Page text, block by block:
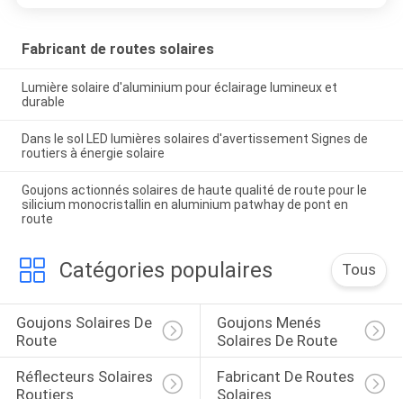
Fabricant de routes solaires
Lumière solaire d'aluminium pour éclairage lumineux et
durable
Dans le sol LED lumières solaires d'avertissement Signes de
routiers à énergie solaire
Goujons actionnés solaires de haute qualité de route pour le
silicium monocristallin en aluminium patwhay de pont en
route
Catégories populaires Tous
Goujons Solaires De
Route
Goujons Menés
Solaires De Route
Réflecteurs Solaires
Routiers
Fabricant De Routes
Solaires